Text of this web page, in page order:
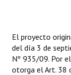
El proyecto
del día 3 de
Nº 935/09. Por
otorga el Art. 38